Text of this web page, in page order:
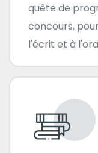
quête de
concours,
l'écrit et à